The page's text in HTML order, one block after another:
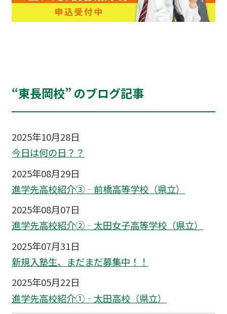
“東長岡校” のブログ記事
2025年10月28日
今日は何の日？？
2025年08月29日
進学先高校紹介③‐前橋高等学校（県立）
2025年08月07日
進学先高校紹介②‐太田女子高等学校（県立）
2025年07月31日
新規入塾生、まだまだ募集中！！
2025年05月22日
進学先高校紹介①‐太田高校（県立）